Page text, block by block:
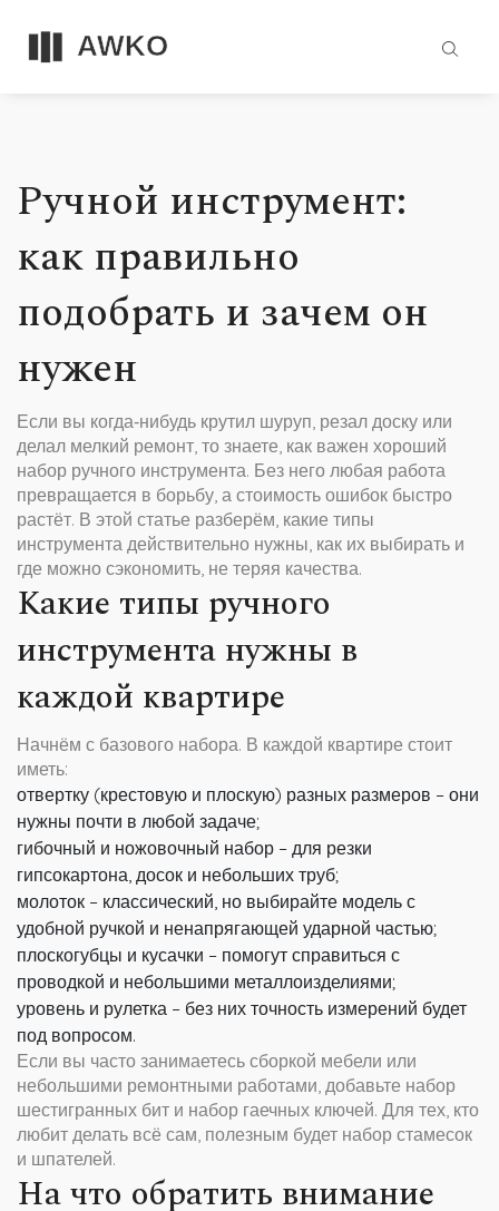
Ручной инструмент:
как правильно
подобрать и зачем он
нужен
Если вы когда‑нибудь крутил шуруп, резал доску или
делал мелкий ремонт, то знаете, как важен хороший
набор ручного инструмента. Без него любая работа
превращается в борьбу, а стоимость ошибок быстро
растёт. В этой статье разберём, какие типы
инструмента действительно нужны, как их выбирать и
где можно сэкономить, не теряя качества.
Какие типы ручного
инструмента нужны в
каждой квартире
Начнём с базового набора. В каждой квартире стоит
иметь:
отвертку (крестовую и плоскую) разных размеров – они
нужны почти в любой задаче;
гибочный и ножовочный набор – для резки
гипсокартона, досок и небольших труб;
молоток – классический, но выбирайте модель с
удобной ручкой и ненапрягающей ударной частью;
плоскогубцы и кусачки – помогут справиться с
проводкой и небольшими металлоизделиями;
уровень и рулетка – без них точность измерений будет
под вопросом.
Если вы часто занимаетесь сборкой мебели или
небольшими ремонтными работами, добавьте набор
шестигранных бит и набор гаечных ключей. Для тех, кто
любит делать всё сам, полезным будет набор стамесок
и шпателей.
На что обратить внимание